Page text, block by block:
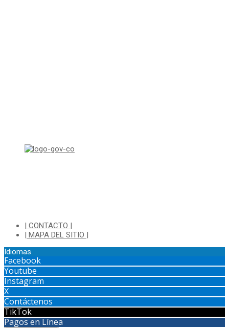
| CONTACTO |
| MAPA DEL SITIO |
Idiomas
Facebook
Youtube
Instagram
X
Contáctenos
TikTok
Pagos en Línea